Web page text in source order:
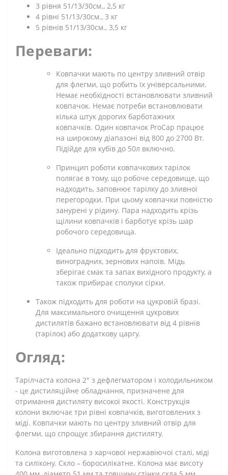
3 рівня 51/13/30см., 2,5 кг
4 рівні 51/13/30см., 3 кг
5 рівнів 51/13/30см., 3,5 кг
Переваги:
Ковпачки мають по центру зливний отвір
для флегми, що робить їх універсальними.
Немає необхідності встановлювати зливний
ковпачок. Немає потреби встановлювати
кілька штук дорогих барботажних
ковпачків. Один ковпачок ProCap працює
на широкому діапазоні від 800 до 2700 Вт.
Підійде для кубів до 50л включно.
Принцип роботи ковпачкових тарілок
полягає в тому, що робоче середовище, що
надходить, заповнює тарілку до зливної
перегородки. При цьому ковпачки повністю
занурені у рідину. Пара надходить крізь
щілини ковпачків і барботує крізь шар
робочого середовища.
Ідеально підходить для фруктових,
виноградних, зернових напоїв. Мідь
зберігає смак та запах вихідного продукту, а
також прибирає сполуки сірки.
Також підходить для роботи на цукровій бразі.
Для максимального очищення цукрових
дистилятів бажано встановлювати від 4 рівнів
(тарілок) або додаткову царгу.
Огляд:
Тарілчаста колона 2" з дефлегматором і холодильником
- це дистиляційне обладнання, призначене для
отримання дистиляту високої якості. Конструкція
колони включає три рівні ковпачків, виготовлених з
міді. Ковпачки мають по центру зливний отвір для
флегми, що спрощує збирання дистиляту.
Колона виготовлена з харчової нержавіючої сталі, міді
та силікону. Скло – боросилікатне. Колона має висоту